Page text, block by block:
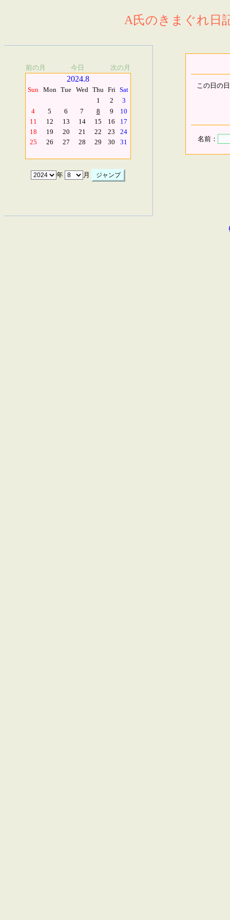
A氏のきまぐれ日
前の月 今日 次の月
2024.8
Sun Mon Tue Wed Thu Fri Sat
1
2
3
4
5 6 7 8 9
10
11
12 13 14 15 16
17
18
19 20 21 22 23
24
25
26 27 28 29 30 31
年 月
この日の
名前：